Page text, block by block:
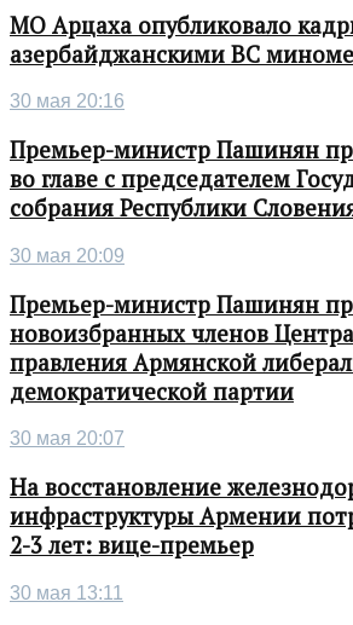
МО Арцаха опубликовало
азербайджанскими ВС
30 мая 20:16
Премьер-министр Пашинян
во главе с председателем
собрания Республики
30 мая 20:09
Премьер-министр Пашинян
новоизбранных членов
правления Армянской
демократической партии
30 мая 20:07
На восстановление
инфраструктуры Армении
2-3 лет: вице-премьер
30 мая 13:11